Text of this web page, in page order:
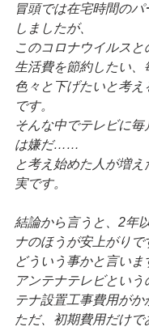
冒頭では在宅時間の
しましたが、
このコロナウイルスと
生活費を節約したい、
色々と下げたいと考え
です。
そんな中でテレビに
は嫌だ……
と考え始めた人が増
実です。
結論から言うと、2年
ナのほうが安上がりで
どういう事かと言いま
アンテナテレビとい
テナ設置工事費用がか
ただ、初期費用だけ